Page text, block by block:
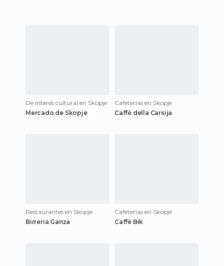
De interés cultural en Skopje
Mercado de Skopje
Cafeterías en Skopje
Caffè della Carsija
Restaurantes en Skopje
Birreria Ganza
Cafeterías en Skopje
Caffè Bik